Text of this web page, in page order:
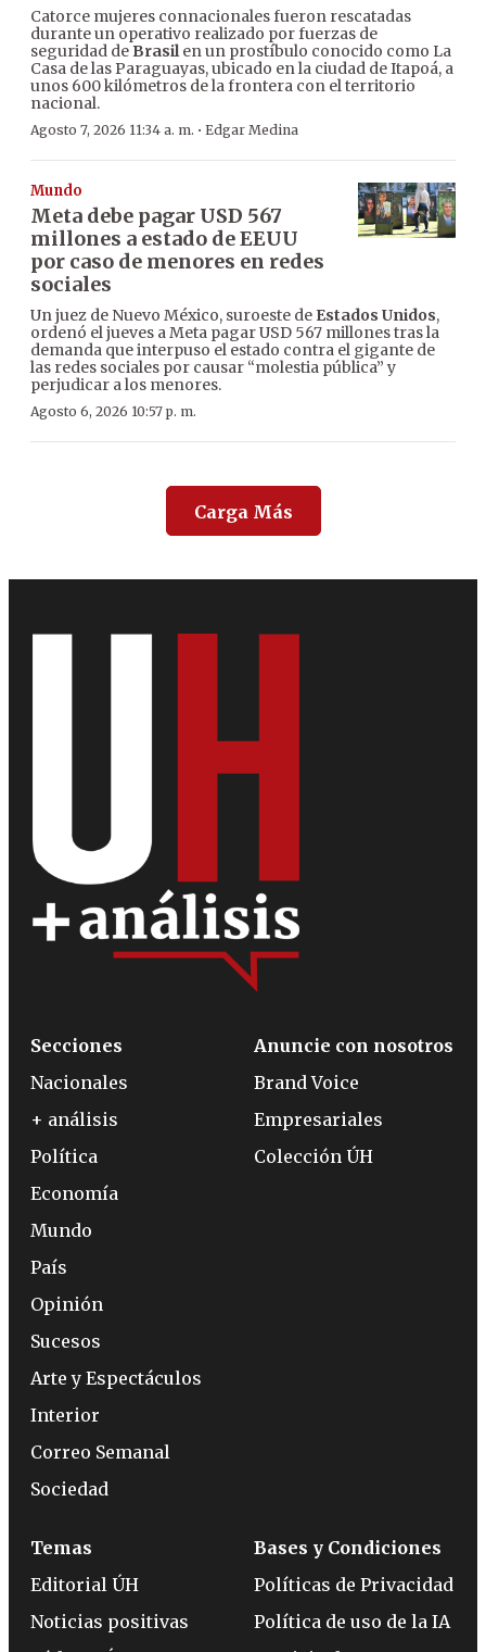
Catorce mujeres connacionales fueron rescatadas
durante un operativo realizado por fuerzas de
seguridad de Brasilen un prostíbulo conocido como La
Casa de las Paraguayas, ubicado en la ciudad de Itapoá, a
unos 600 kilómetros de la frontera con el territorio
nacional.
Agosto 7, 2026 11:34 a. m. · Edgar Medina
Mundo
Meta debe pagar USD 567
millones a estado de EEUU
por caso de menores en redes
sociales
Un juez de Nuevo México, suroeste de Estados Unidos,
ordenó el jueves a Meta pagar USD 567 millones tras la
demanda que interpuso el estado contra el gigante de
las redes sociales por causar “molestia pública” y
perjudicar a los menores.
Agosto 6, 2026 10:57 p. m.
Carga Más
Secciones
Nacionales
+ análisis
Política
Economía
Mundo
País
Opinión
Sucesos
Arte y Espectáculos
Interior
Correo Semanal
Sociedad
Anuncie con nosotros
Brand Voice
Empresariales
Colección ÚH
Temas
Editorial ÚH
Noticias positivas
Bases y Condiciones
Políticas de Privacidad
Política de uso de la IA